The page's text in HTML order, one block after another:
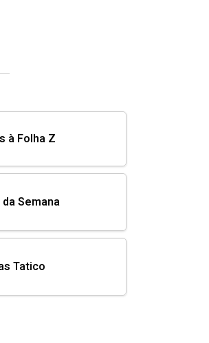
à Folha Z
Semana
Tatico